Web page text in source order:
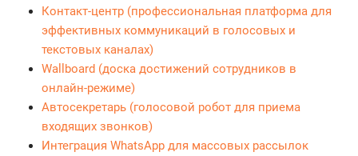
Контакт-центр (профессиональная платформа для
эффективных коммуникаций в голосовых и
текстовых каналах)
Wallboard (доска достижений сотрудников в
онлайн-режиме)
Автосекретарь (голосовой робот для приема
входящих звонков)
Интеграция WhatsApp для массовых рассылок